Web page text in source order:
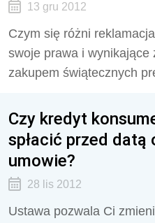
13 gru 2012
Czym się różni
swoje prawa i wynikające
zakupem świątecznych
Czy kredyt
spłacić przed datą
umowie?
28 lis 2012
Ustawa pozwala Ci